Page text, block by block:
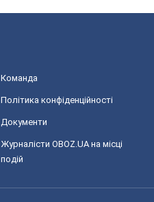
Команда
Політика конфіденційності
Документи
Журналісти OBOZ.UA на місці
подій